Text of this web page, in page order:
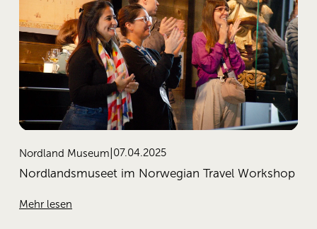
Nordland Museum 07.04.2025
Nordlandsmuseet im Norwegian Travel Workshop
Mehr lesen